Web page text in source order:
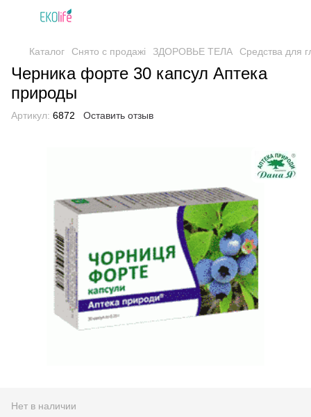
Каталог Снято с продажі ЗДОРОВЬЕ ТЕЛА Средства для
Черника форте 30 капсул Аптека
природы
Артикул: 6872 Оставить отзыв
Нет в наличии